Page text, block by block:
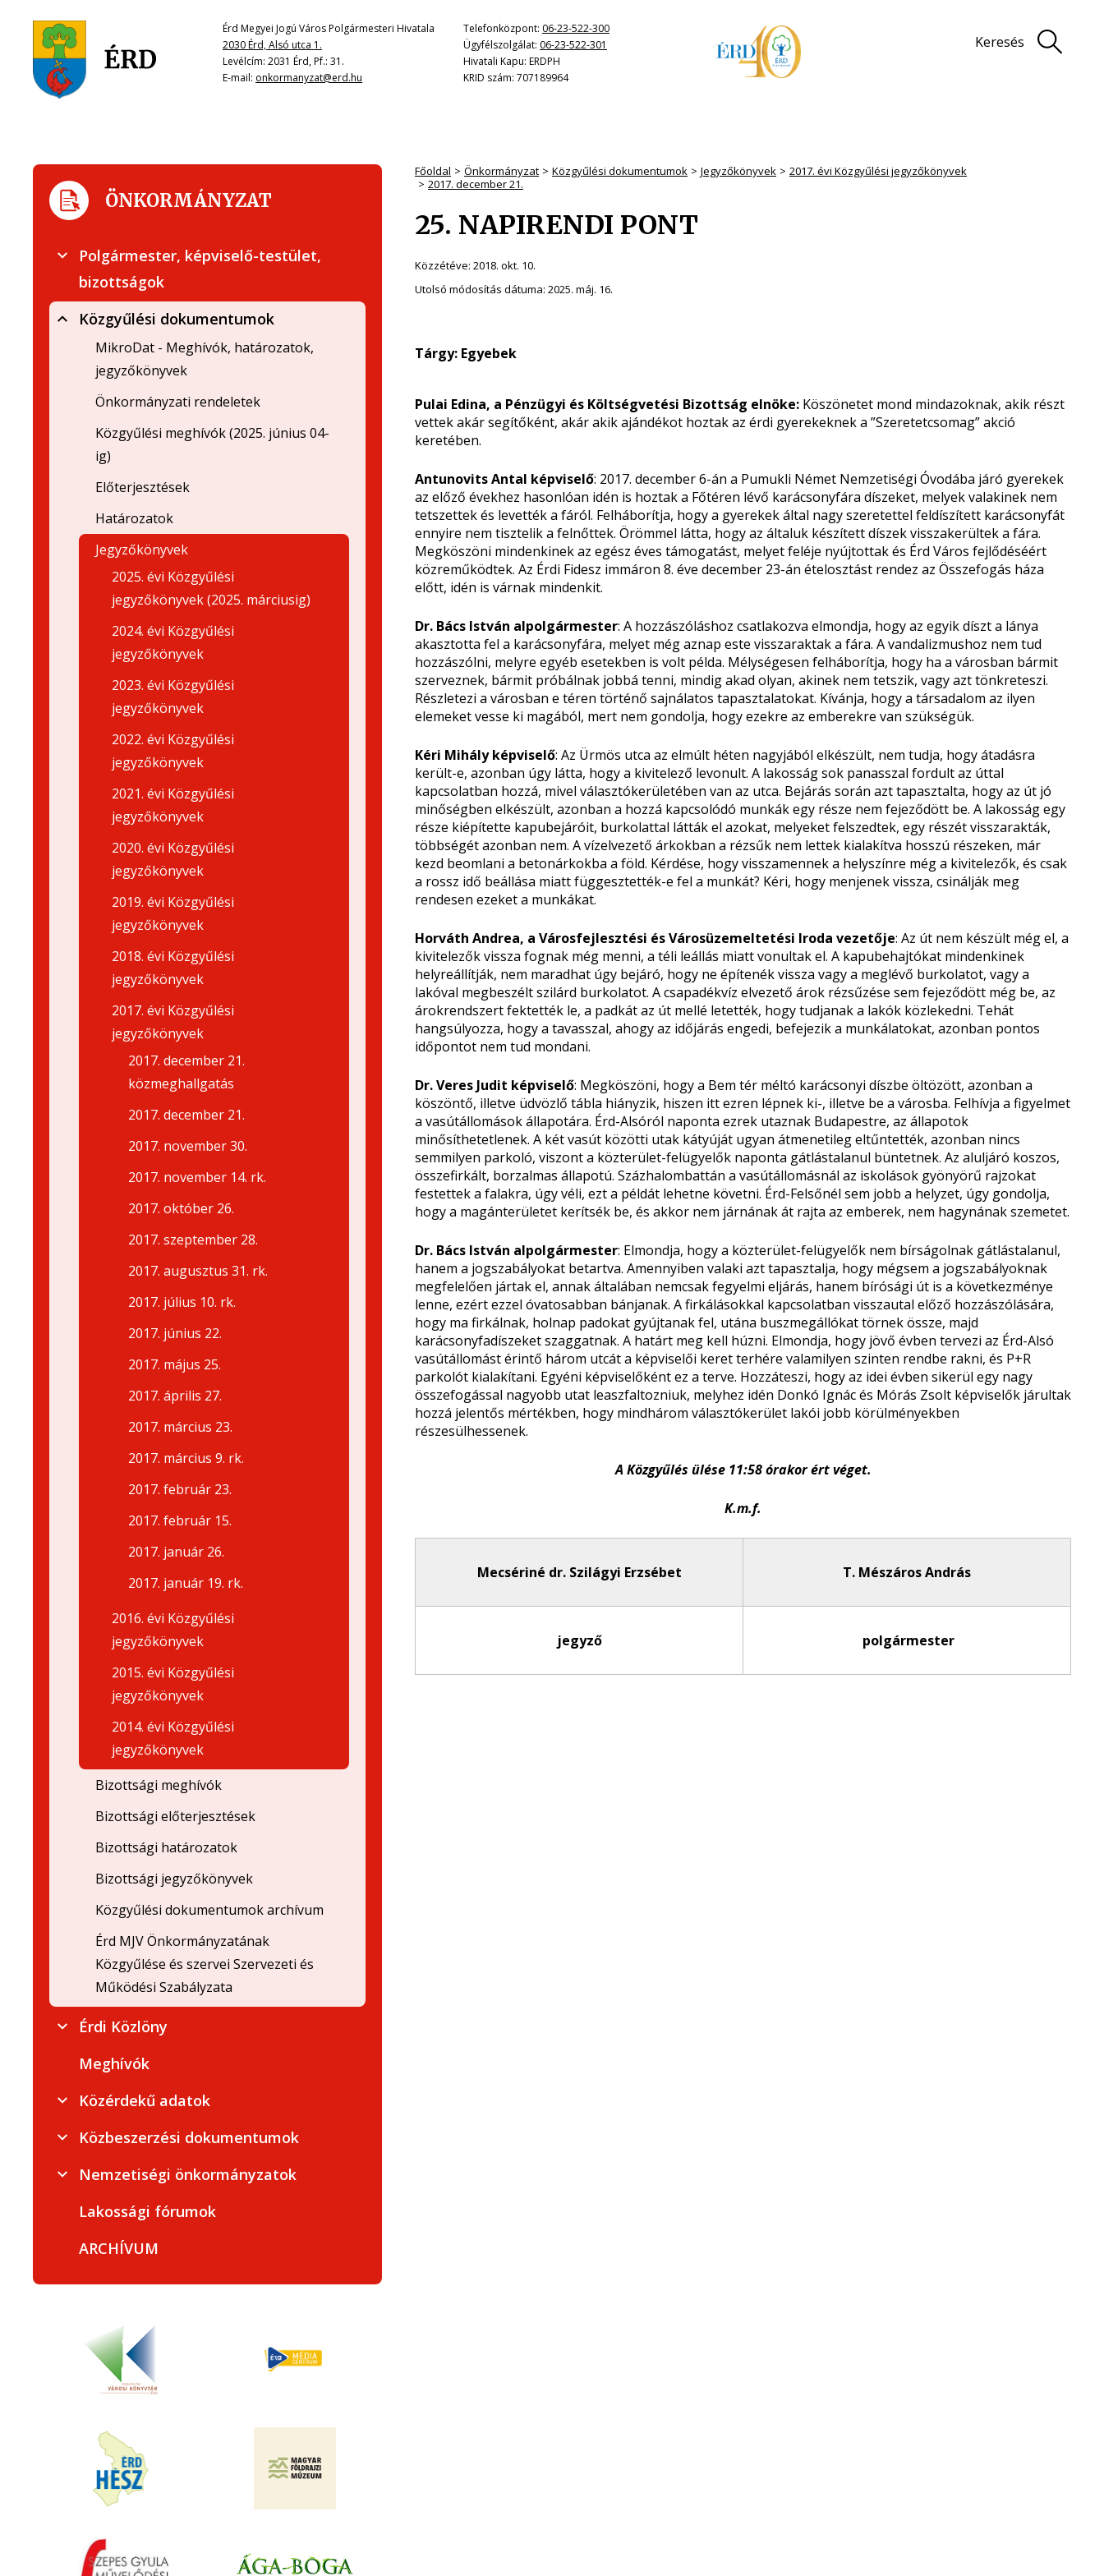
Érd Megyei Jogú Város Polgármesteri Hivatala
2030 Érd, Alsó utca 1.
Levélcím: 2031 Érd, Pf.: 31.
E-mail: onkormanyzat@erd.hu
Telefonközpont: 06-23-522-300
Ügyfélszolgálat: 06-23-522-301
Hivatali Kapu: ERDPH
KRID szám: 707189964
Keresés
Főoldal Önkormányzat Közgyűlési dokumentumok Jegyzőkönyvek
2017. évi Közgyűlési jegyzőkönyvek
2017. december 21.
25. NAPIRENDI PONT
Közzétéve: 2018. okt. 10.
Utolsó módosítás dátuma: 2025. máj. 16.
Tárgy: Egyebek
Pulai Edina, a Pénzügyi és Költségvetési Bizottság elnöke: Köszönetet mond mindazoknak, akik részt
vettek akár segítőként, akár akik ajándékot hoztak az érdi gyerekeknek a ”Szeretetcsomag” akció
keretében.
Antunovits Antal képviselő: 2017. december 6-án a Pumukli Német Nemzetiségi Óvodába járó gyerekek
az előző évekhez hasonlóan idén is hoztak a Főtéren lévő karácsonyfára díszeket, melyek valakinek nem
tetszettek és levették a fáról. Felháborítja, hogy a gyerekek által nagy szeretettel feldíszített karácsonyfát
ennyire nem tisztelik a felnőttek. Örömmel látta, hogy az általuk készített díszek visszakerültek a fára.
Megköszöni mindenkinek az egész éves támogatást, melyet feléje nyújtottak és Érd Város fejlődéséért
közreműködtek. Az Érdi Fidesz immáron 8. éve december 23-án ételosztást rendez az Összefogás háza
előtt, idén is várnak mindenkit.
Dr. Bács István alpolgármester: A hozzászóláshoz csatlakozva elmondja, hogy az egyik díszt a lánya
akasztotta fel a karácsonyfára, melyet még aznap este visszaraktak a fára. A vandalizmushoz nem tud
hozzászólni, melyre egyéb esetekben is volt példa. Mélységesen felháborítja, hogy ha a városban bármit
szerveznek, bármit próbálnak jobbá tenni, mindig akad olyan, akinek nem tetszik, vagy azt tönkreteszi.
Részletezi a városban e téren történő sajnálatos tapasztalatokat. Kívánja, hogy a társadalom az ilyen
elemeket vesse ki magából, mert nem gondolja, hogy ezekre az emberekre van szükségük.
Kéri Mihály képviselő: Az Ürmös utca az elmúlt héten nagyjából elkészült, nem tudja, hogy átadásra
került-e, azonban úgy látta, hogy a kivitelező levonult. A lakosság sok panasszal fordult az úttal
kapcsolatban hozzá, mivel választókerületében van az utca. Bejárás során azt tapasztalta, hogy az út jó
minőségben elkészült, azonban a hozzá kapcsolódó munkák egy része nem fejeződött be. A lakosság egy
része kiépítette kapubejáróit, burkolattal látták el azokat, melyeket felszedtek, egy részét visszarakták,
többségét azonban nem. A vízelvezető árkokban a rézsűk nem lettek kialakítva hosszú részeken, már
kezd beomlani a betonárkokba a föld. Kérdése, hogy visszamennek a helyszínre még a kivitelezők, és csak
a rossz idő beállása miatt függesztették-e fel a munkát? Kéri, hogy menjenek vissza, csinálják meg
rendesen ezeket a munkákat.
Horváth Andrea, a Városfejlesztési és Városüzemeltetési Iroda vezetője: Az út nem készült még el, a
kivitelezők vissza fognak még menni, a téli leállás miatt vonultak el. A kapubehajtókat mindenkinek
helyreállítják, nem maradhat úgy bejáró, hogy ne építenék vissza vagy a meglévő burkolatot, vagy a
lakóval megbeszélt szilárd burkolatot. A csapadékvíz elvezető árok rézsűzése sem fejeződött még be, az
árokrendszert fektették le, a padkát az út mellé letették, hogy tudjanak a lakók közlekedni. Tehát
hangsúlyozza, hogy a tavasszal, ahogy az időjárás engedi, befejezik a munkálatokat, azonban pontos
időpontot nem tud mondani.
Dr. Veres Judit képviselő: Megköszöni, hogy a Bem tér méltó karácsonyi díszbe öltözött, azonban a
köszöntő, illetve üdvözlő tábla hiányzik, hiszen itt ezren lépnek ki-, illetve be a városba. Felhívja a figyelmet
a vasútállomások állapotára. Érd-Alsóról naponta ezrek utaznak Budapestre, az állapotok
minősíthetetlenek. A két vasút közötti utak kátyúját ugyan átmenetileg eltűntették, azonban nincs
semmilyen parkoló, viszont a közterület-felügyelők naponta gátlástalanul büntetnek. Az aluljáró koszos,
összefirkált, borzalmas állapotú. Százhalombattán a vasútállomásnál az iskolások gyönyörű rajzokat
festettek a falakra, úgy véli, ezt a példát lehetne követni. Érd-Felsőnél sem jobb a helyzet, úgy gondolja,
hogy a magánterületet kerítsék be, és akkor nem járnának át rajta az emberek, nem hagynának szemetet.
Dr. Bács István alpolgármester: Elmondja, hogy a közterület-felügyelők nem bírságolnak gátlástalanul,
hanem a jogszabályokat betartva. Amennyiben valaki azt tapasztalja, hogy mégsem a jogszabályoknak
megfelelően jártak el, annak általában nemcsak fegyelmi eljárás, hanem bírósági út is a következménye
lenne, ezért ezzel óvatosabban bánjanak. A firkálásokkal kapcsolatban visszautal előző hozzászólására,
hogy ma firkálnak, holnap padokat gyújtanak fel, utána buszmegállókat törnek össze, majd
karácsonyfadíszeket szaggatnak. A határt meg kell húzni. Elmondja, hogy jövő évben tervezi az Érd-Alsó
vasútállomást érintő három utcát a képviselői keret terhére valamilyen szinten rendbe rakni, és P+R
parkolót kialakítani. Egyéni képviselőként ez a terve. Hozzáteszi, hogy az idei évben sikerül egy nagy
összefogással nagyobb utat leaszfaltozniuk, melyhez idén Donkó Ignác és Mórás Zsolt képviselők járultak
hozzá jelentős mértékben, hogy mindhárom választókerület lakói jobb körülményekben
részesülhessenek.
A Közgyűlés ülése 11:58 órakor ért véget.
K.m.f.
Mecsériné dr. Szilágyi Erzsébet T. Mészáros András
jegyző polgármester
ÖNKORMÁNYZAT
Polgármester, képviselő-testület,
bizottságok
Közgyűlési dokumentumok
MikroDat - Meghívók, határozatok,
jegyzőkönyvek
Önkormányzati rendeletek
Közgyűlési meghívók (2025. június 04-
ig)
Előterjesztések
Határozatok
Jegyzőkönyvek
2025. évi Közgyűlési
jegyzőkönyvek (2025. márciusig)
2024. évi Közgyűlési
jegyzőkönyvek
2023. évi Közgyűlési
jegyzőkönyvek
2022. évi Közgyűlési
jegyzőkönyvek
2021. évi Közgyűlési
jegyzőkönyvek
2020. évi Közgyűlési
jegyzőkönyvek
2019. évi Közgyűlési
jegyzőkönyvek
2018. évi Közgyűlési
jegyzőkönyvek
2017. évi Közgyűlési
jegyzőkönyvek
2017. december 21.
közmeghallgatás
2017. december 21.
2017. november 30.
2017. november 14. rk.
2017. október 26.
2017. szeptember 28.
2017. augusztus 31. rk.
2017. július 10. rk.
2017. június 22.
2017. május 25.
2017. április 27.
2017. március 23.
2017. március 9. rk.
2017. február 23.
2017. február 15.
2017. január 26.
2017. január 19. rk.
2016. évi Közgyűlési
jegyzőkönyvek
2015. évi Közgyűlési
jegyzőkönyvek
2014. évi Közgyűlési
jegyzőkönyvek
Bizottsági meghívók
Bizottsági előterjesztések
Bizottsági határozatok
Bizottsági jegyzőkönyvek
Közgyűlési dokumentumok archívum
Érd MJV Önkormányzatának
Közgyűlése és szervei Szervezeti és
Működési Szabályzata
Érdi Közlöny
Meghívók
Közérdekű adatok
Közbeszerzési dokumentumok
Nemzetiségi önkormányzatok
Lakossági fórumok
ARCHÍVUM